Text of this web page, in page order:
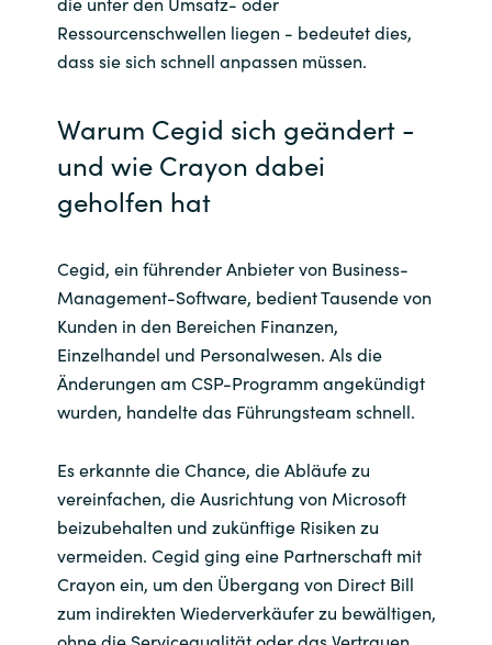
United Kingdom
Ressourcenschwellen liegen - bedeutet dies,
dass sie sich schnell anpassen müssen.
Warum Cegid sich geändert -
und wie Crayon dabei
geholfen hat
Cegid, ein führender Anbieter von Business-
Management-Software, bedient Tausende von
Kunden in den Bereichen Finanzen,
Einzelhandel und Personalwesen. Als die
Änderungen am CSP-Programm angekündigt
wurden, handelte das Führungsteam schnell.
Es erkannte die Chance, die Abläufe zu
vereinfachen, die Ausrichtung von Microsoft
beizubehalten und zukünftige Risiken zu
vermeiden. Cegid ging eine Partnerschaft mit
Crayon ein, um den Übergang von Direct Bill
zum indirekten Wiederverkäufer zu bewältigen,